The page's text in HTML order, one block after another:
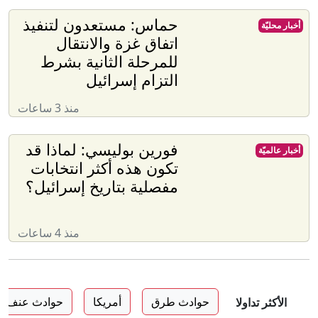
حماس: مستعدون لتنفيذ
اتفاق غزة والانتقال
للمرحلة الثانية بشرط
التزام إسرائيل
منذ 3 ساعات
أخبار محليّة
فورين بوليسي: لماذا قد
تكون هذه أكثر انتخابات
مفصلية بتاريخ إسرائيل؟
منذ 4 ساعات
أخبار عالميّة
الأكثر تداولا حوادث طرق أمريكا حوادث عنف